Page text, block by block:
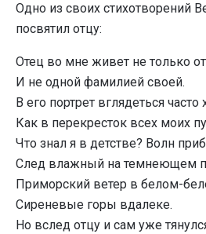
Одно из своих стихотворений
посвятил отцу:
Отец во мне живет не только
И не одной фамилией своей.
В его портрет вглядеться часто
Как в перекресток всех моих
Что знал я в детстве? Волн
След влажный на темнеющем
Приморский ветер в белом-
Сиреневые горы вдалеке.
Но вслед отцу и сам уже